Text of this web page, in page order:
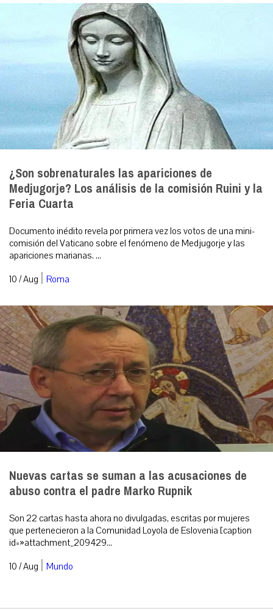
¿Son sobrenaturales las apariciones de
Medjugorje? Los análisis de la comisión Ruini y la
Feria Cuarta
Documento inédito revela por primera vez los votos de una mini-
comisión del Vaticano sobre el fenómeno de Medjugorje y las
apariciones marianas. ...
10 / Aug | Roma
Nuevas cartas se suman a las acusaciones de
abuso contra el padre Marko Rupnik
Son 22 cartas hasta ahora no divulgadas, escritas por mujeres
que pertenecieron a la Comunidad Loyola de Eslovenia [caption
id=»attachment_209429...
10 / Aug | Mundo